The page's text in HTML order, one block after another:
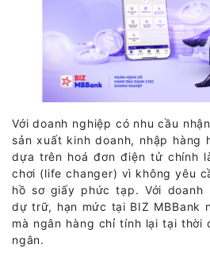
Với doanh nghiệp có nhu cầu
sản xuất kinh doanh, nhập hàng
dựa trên hoá đơn điện tử chính
chơi (life changer) vì không yêu
hồ sơ giấy phức tạp. Với doanh
dự trữ, hạn mức tại BIZ MBBank
mà ngân hàng chỉ tính lại tại thời
ngân.